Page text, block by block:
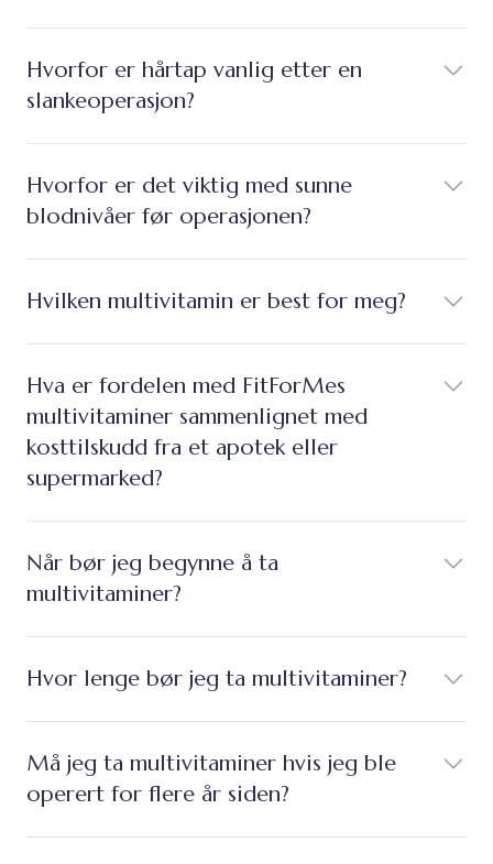
Hvorfor er hårtap vanlig etter en
slankeoperasjon?
Hvorfor er det viktig med sunne
blodnivåer før operasjonen?
Hvilken multivitamin er best for meg?
Hva er fordelen med FitForMes
multivitaminer sammenlignet med
kosttilskudd fra et apotek eller
supermarked?
Når bør jeg begynne å ta
multivitaminer?
Hvor lenge bør jeg ta multivitaminer?
Må jeg ta multivitaminer hvis jeg ble
operert for flere år siden?